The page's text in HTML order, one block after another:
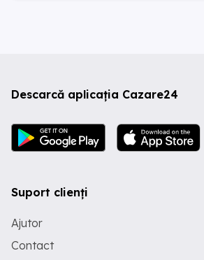
Descarcă aplicația Cazare24
Suport clienți
Ajutor
Contact